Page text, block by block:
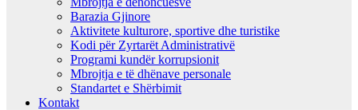
Barazia Gjinore
Aktivitete kulturore, sportive dhe turistike
Kodi për Zyrtarët Administrativë
Programi kundër korrupsionit
Mbrojtja e të dhënave personale
Standartet e Shërbimit
Kontakt